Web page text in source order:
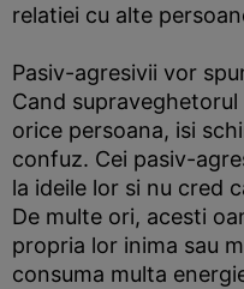
relatiei cu alte
Pasiv-agresivii vor
Cand
orice persoana, isi
confuz. Cei pasiv-
la ideile lor si nu cred
De multe ori, acesti
propria lor inima sau
consuma multa